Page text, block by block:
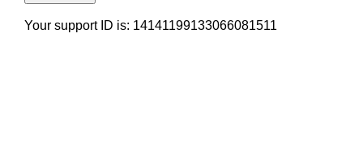
Your support ID is: 14141199133066081511